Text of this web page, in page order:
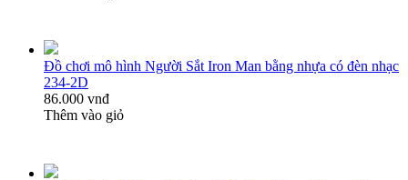
Đồ chơi mô hình Người Sắt Iron Man bằng nhựa có đèn nhạc
234-2D
86.000 vnđ
Thêm vào giỏ